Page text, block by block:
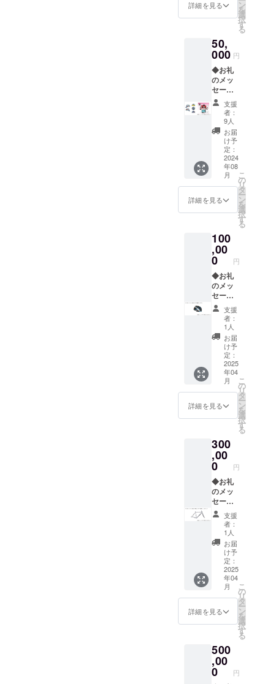
枚とな
了承く
ださ
い。 何
卒、ご
協力の
ほどよ
ろしく
お願い
いたし
ます。
援画面
乗せが
可能で
す。 そ
の際、
レー
サー
キャッ
プの枚
数につ
いて
は、
10,000
円ごと
に1枚と
なりま
すの
で、予
何卒、
ご協力
のほど
よろし
くお願
いいた
しま
す。
サー
キャッ
プはフ
イズの
み ・オ
プショ
ン選択
で、Ｔ
シャツ
のサイ
ズをご
指定く
ださ
い。
サイ
ズ：
XS、
S、M、
L、
XL、
像はイ
メージ
です。
デザイ
ンが決
まりま
した
ら、プ
ロジェ
クト
ページ
「活動
報告」
にてお
知らせ
いたし
ます。
なお、
援金額
の上乗
せが可
能で
す。 そ
の際、
レー
サー
キャッ
プとＴ
シャツ
の枚数
につい
ては、
30,000
円ごと
に各1枚
となり
承くだ
さい。
何卒、
ご協力
詳細を見る ン
を
選
択
す
る
50,
000 円
◆お礼
のメッ
セージ
と活動
報告 ◆
レー
サー
キャッ
プと
ロード
ジャー
ジ（各1
枚） ・
レー
サー
キャッ
リーサ
イズの
み ・オ
プショ
ン選択
で、
ロード
ジャー
ジのサ
イズを
ご指定
くださ
い。
サイ
ズ：
XS、
S、M、
L、
XL、
2XL、
4XL ※画
像はイ
メージ
です。
デザイ
ンが決
まりま
した
ら、プ
ロジェ
クト
ページ
「活動
報告」
にてお
知らせ
いたし
ます。
なお、
支援画
て、支
援金額
の上乗
せが可
支援
者：
9人
お届
け予
定：
2024
年08
月
詳細を見る
こ
の
リ
タ
ー
ン
を
選
択
す
る
100
,00
0 円
◆お礼
のメッ
セージ
と活動
報告 ◆
お名前
の掲載
・掲載
期間：
2024年
8月から
1年間
・掲載
方法：
備考欄
に記載
される
お名前
（文字
または
ロゴ掲
載可）
をご記
入くだ
さい。
お名前
の掲載
不要の
場合
は、そ
の旨ご
記入く
ださ
い。 ◆
ヘル
メット
トクー
ポン
（50,00
0円相当
支援
者：
1人
お届
け予
定：
2025
年04
月
詳細を見る
こ
の
リ
タ
ー
ン
を
選
択
す
る
300
,00
0 円
◆お礼
のメッ
セージ
と活動
報告 ◆
お名前
の掲載
・掲載
期間：
2024年
8月から
1年間
・掲載
方法：
備考欄
に記載
される
お名前
（文字
または
支援
者：
1人
お届
け予
定：
2025
年04
月
詳細を見る
こ
の
リ
タ
ー
ン
を
選
択
す
る
500
,00
0 円